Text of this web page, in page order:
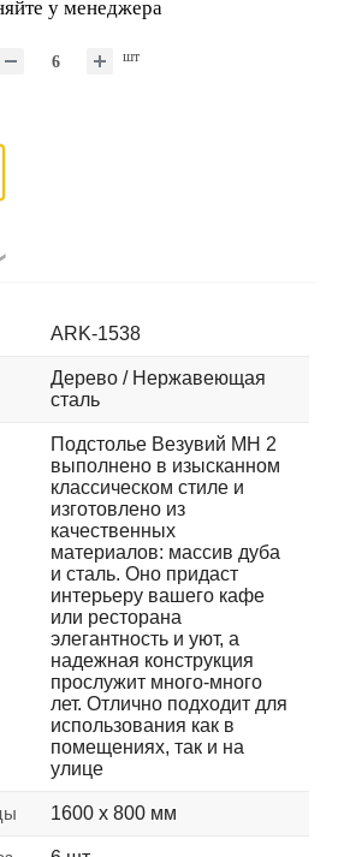
у менеджера
шт
ARK-1538
Дерево / Нержавеющая
сталь
Подстолье Везувий МН 2
выполнено в изысканном
классическом стиле и
изготовлено из
качественных
материалов: массив дуба
и сталь. Оно придаст
интерьеру вашего кафе
или ресторана
элегантность и уют, а
надежная конструкция
прослужит много-много
лет. Отлично подходит для
использования как в
помещениях, так и на
улице
1600 х 800 мм